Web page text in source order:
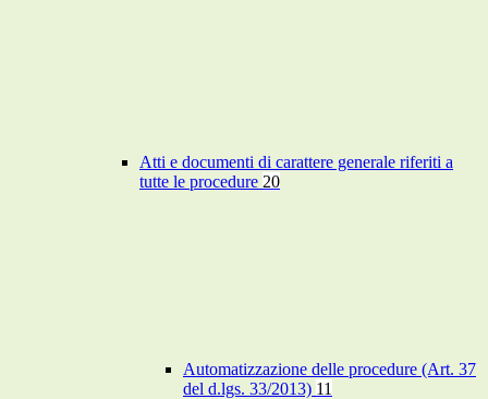
Atti e documenti di carattere generale riferiti a
tutte le procedure 20
Automatizzazione delle procedure (Art. 37
del d.lgs. 33/2013) 11